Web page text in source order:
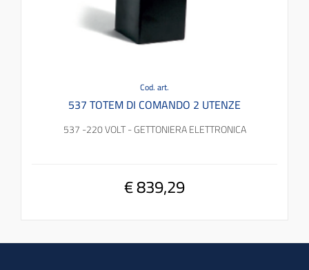
Cod. art.
537 TOTEM DI COMANDO 2 UTENZE
537 -220 VOLT - GETTONIERA ELETTRONICA
€ 839,29